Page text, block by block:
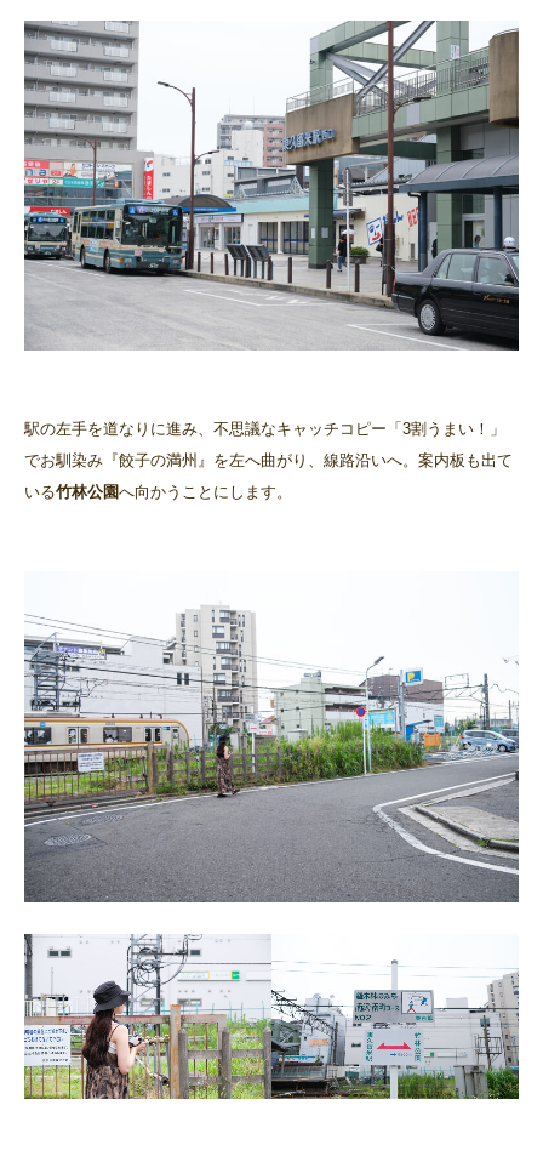
駅の左手を道なりに進み、不思議なキャッチコピー「3割うまい！」
でお馴染み『餃子の満州』を左へ曲がり、線路沿いへ。案内板も出て
いる竹林公園へ向かうことにします。